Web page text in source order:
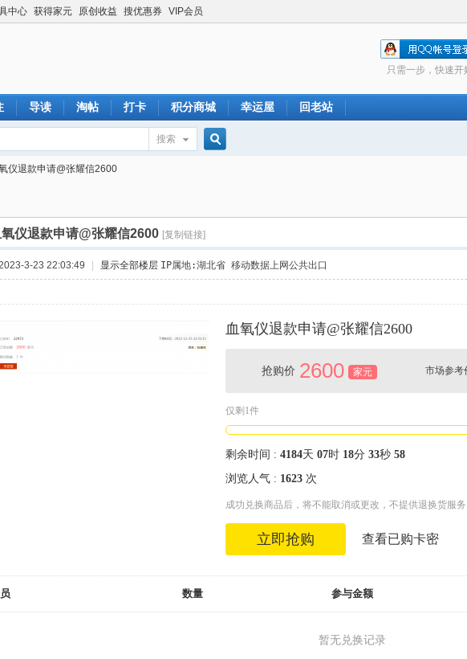
中心 获得家元 原创收益 搜优惠券 VIP会员
只需一步，快速开
导读 淘帖 打卡 积分商城 幸运屋 回老站
搜索
索
仪退款申请@张耀信2600
氧仪退款申请@张耀信2600 [复制链接]
3-23 22:03:49 显示全部楼层 IP属地:湖北省 移动数据上网公共出口
血氧仪退款申请@张耀信2600
抢购价 2600 家元 市场参考
仅剩1件
剩余时间 : 4184天 07时 18分 32秒 97
浏览人气 : 1623 次
成功兑换商品后，将不能取消或更改，不提供退换货服
立即抢购 查看已购卡密
数量 参与金额
暂无兑换记录